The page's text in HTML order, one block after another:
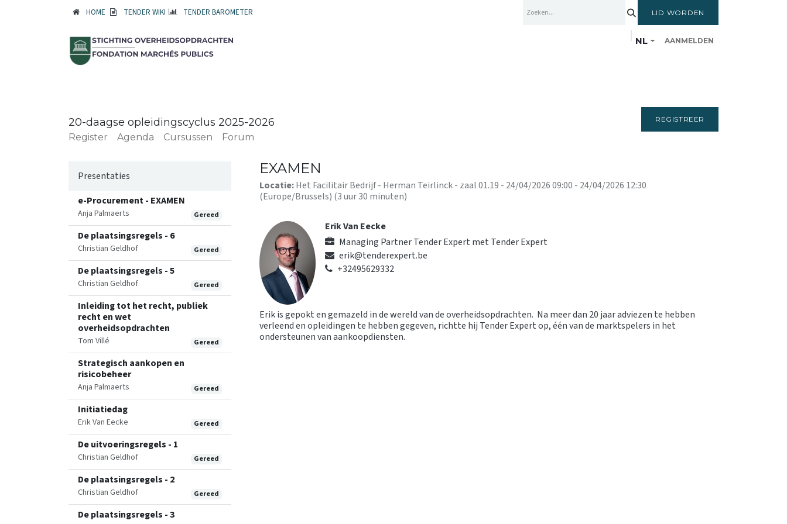
HOME TENDER WIKI TENDER BAROMETER LID WORDEN
NL AANMELDEN
20-daagse opleidingscyclus 2025-2026 REGISTREER
Register Agenda Cursussen Forum
Presentaties
e-Procurement - EXAMEN
Anja Palmaerts Gereed
De plaatsingsregels - 6
Christian Geldhof Gereed
De plaatsingsregels - 5
Christian Geldhof Gereed
Inleiding tot het recht, publiek
recht en wet
overheidsopdrachten
Tom Villé Gereed
Strategisch aankopen en
risicobeheer
Anja Palmaerts Gereed
Initiatiedag
Erik Van Eecke Gereed
De uitvoeringsregels - 1
Christian Geldhof Gereed
De plaatsingsregels - 2
Christian Geldhof Gereed
De plaatsingsregels - 3
EXAMEN
Locatie: Het Facilitair Bedrijf - Herman Teirlinck - zaal 01.19 - 24/04/2026 09:00 - 24/04/2026 12:30
(Europe/Brussels) (3 uur 30 minuten)
Erik Van Eecke
Managing Partner Tender Expert met Tender Expert
erik@tenderexpert.be
+32495629332
Erik is gepokt en gemazeld in de wereld van de overheidsopdrachten. Na meer dan 20 jaar adviezen te hebben
verleend en opleidingen te hebben gegeven, richtte hij Tender Expert op, één van de marktspelers in het
ondersteunen van aankoopdiensten.